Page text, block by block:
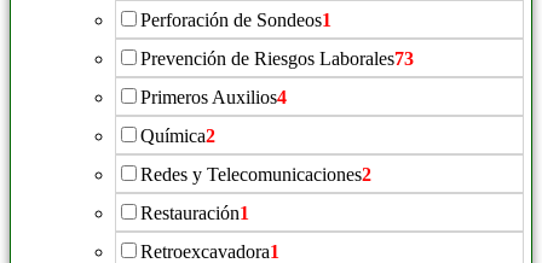
Perforación de Sondeos1
Prevención de Riesgos Laborales73
Primeros Auxilios4
Química2
Redes y Telecomunicaciones2
Restauración1
Retroexcavadora1